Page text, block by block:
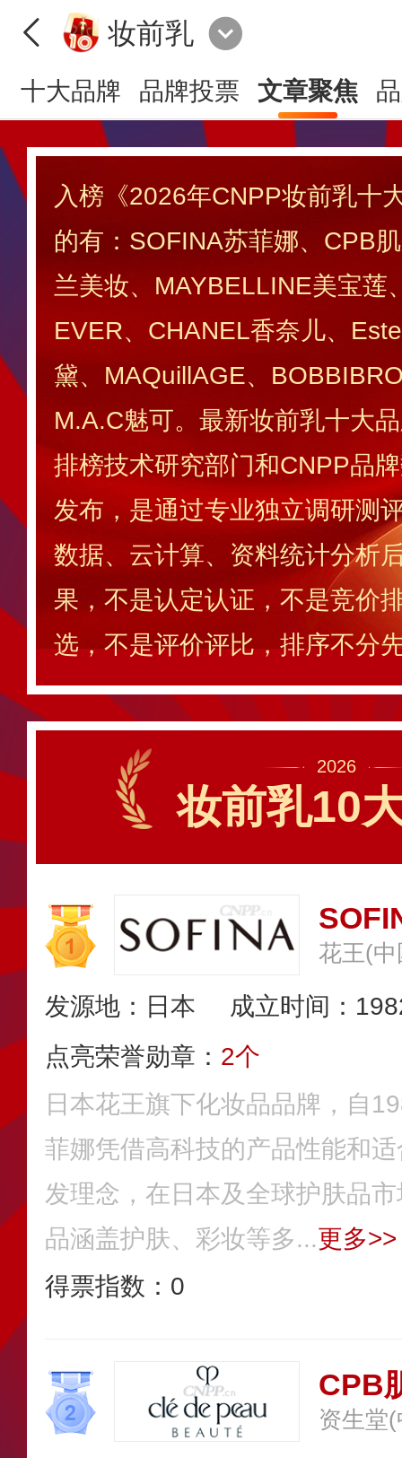
妆前乳
十大品牌 品牌投票 文章聚焦
入榜《2026年CNPP妆前乳十
的有：SOFINA苏菲娜、CPB
兰美妆、MAYBELLINE美宝莲
EVER、CHANEL香奈儿、
黛、MAQuillAGE、
M.A.C魅可。最新妆前乳十大
排榜技术研究部门和CNPP品
发布，是通过专业独立调研测
数据、云计算、资料统计分析
果，不是认定认证，不是竞价
选，不是评价评比，排序不分
2026
妆前乳10
花王(
发源地：日本
成立时间：
点亮荣誉勋章： 2个
日本花王旗下化妆品品牌，自
菲娜凭借高科技的产品性能和
发理念，在日本及全球护肤品
品涵盖护肤、彩妆等多...更多>>
得票指数： 0
CPB
资生堂